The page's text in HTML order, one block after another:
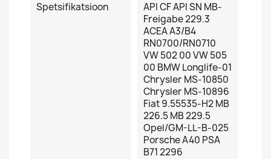
Spetsifikatsioon
API CF API SN MB-
Freigabe 229.3
ACEA A3/B4
RN0700/RN0710
VW 502 00 VW 505
00 BMW Longlife-01
Chrysler MS-10850
Chrysler MS-10896
Fiat 9.55535-H2 MB
226.5 MB 229.5
Opel/GM-LL-B-025
Porsche A40 PSA
B71 2296